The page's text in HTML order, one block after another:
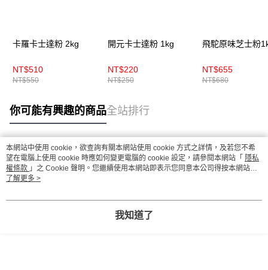
卡羅卡士達粉 2kg
NT$510
NT$550
開元卡士達粉 1kg
NT$220
NT$250
飛駝原味芝士粉
NT$655
NT$680
你可能有興趣的商品全站排行
熱門標籤
本網站中使用 cookie，欲查詢有關本網站使用 cookie 方式之詳情，及若您不希
望在電腦上使用 cookie 時應如何變更電腦的 cookie 設定，請參閱本網站「 隱私
權條款 」之 Cookie 聲明。您繼續使用本網站即表示您同意本公司得按本網站使
用條款之 Cookie 聲明使用 cookie。
了解更多 >
我知道了